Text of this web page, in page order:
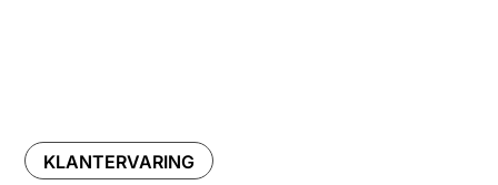
KLANTERVARING